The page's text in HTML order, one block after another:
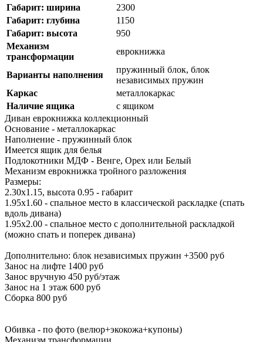
Габарит: ширина
2300
Габарит: глубина
1150
Габарит: высота
950
Механизм
трансформации
еврокнижка
Варианты наполнения
пружинный блок, блок
независимых пружин
Каркас
металлокаркас
Наличие ящика
с ящиком
Диван еврокнижка коллекционный
Основание - металлокаркас
Наполнение - пружинный блок
Имеется ящик для белья
Подлокотники МДФ - Венге, Орех или Белый
Механизм еврокнижка тройного разложения
Размеры:
2.30х1.15, высота 0.95 - габарит
1.95х1.60 - спальное место в классической раскладке (спать
вдоль дивана)
1.95х2.00 - спальное место с дополнительной раскладкой
(можно спать и поперек дивана)
Дополнительно: блок независимых пружин +3500 руб
Занос на лифте 1400 руб
Занос вручную 450 руб/этаж
Занос на 1 этаж 600 руб
Сборка 800 руб
Обивка - по фото (велюр+экокожа+купоны)
Механизм трансформации